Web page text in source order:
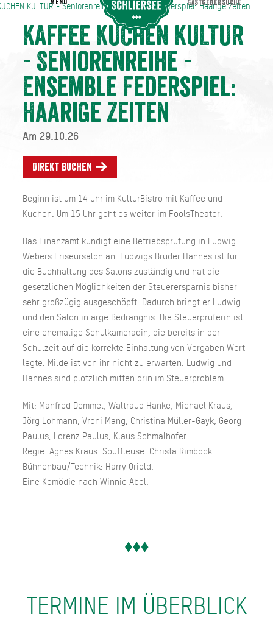
KULTUR - Seniorenreihe - Ensemble Federspiel: Haarige Zeiten
KAFFEE KUCHEN KULTUR
- Seniorenreihe -
Ensemble Federspiel:
Haarige Zeiten
Am 29.10.26
Direkt buchen
Beginn ist um 14 Uhr im KulturBistro mit Kaffee und
Kuchen. Um 15 Uhr geht es weiter im FoolsTheater.
Das Finanzamt kündigt eine Betriebsprüfung in Ludwig
Webers Friseursalon an. Ludwigs Bruder Hannes ist für
die Buchhaltung des Salons zuständig und hat die
gesetzlichen Möglichkeiten der Steuerersparnis bisher
sehr großzügig ausgeschöpft. Dadurch bringt er Ludwig
und den Salon in arge Bedrängnis. Die Steuerprüferin ist
eine ehemalige Schulkameradin, die bereits in der
Schulzeit auf die korrekte Einhaltung von Vorgaben Wert
legte. Milde ist von ihr nicht zu erwarten. Ludwig und
Hannes sind plötzlich mitten drin im Steuerproblem.
Mit: Manfred Demmel, Waltraud Hanke, Michael Kraus,
Jörg Lohmann, Vroni Mang, Christina Müller-Gayk, Georg
Paulus, Lorenz Paulus, Klaus Schmalhofer.
Regie: Agnes Kraus. Souffleuse: Christa Rimböck.
Bühnenbau/Technik: Harry Oriold.
Eine Komödie nach Winnie Abel.
TERMINE IM ÜBERBLICK
KUCHEN KULTUR - Seniorenreihe - Ensemble Federspiel: Haarige Zeiten
MENU GASTGEBERSUCHE